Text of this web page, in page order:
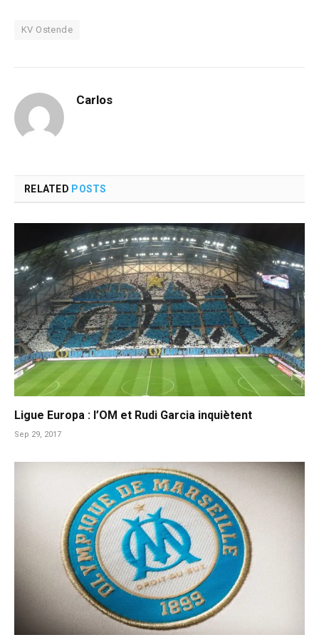
KV Ostende
Carlos
RELATED POSTS
Ligue Europa : l’OM et Rudi Garcia inquiètent
Sep 29, 2017